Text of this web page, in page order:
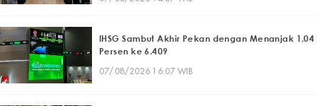
IHSG Sambut Akhir Pekan dengan Menanjak 1,04
Persen ke 6.409
07/08/2026 16:07 WIB